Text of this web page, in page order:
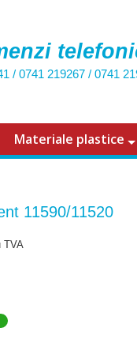
/ 0741 219267/ 0741
Materiale plastice
11590/11520
TVA